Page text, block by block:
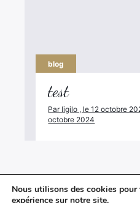
blog
test
Par ligilo , le 12 octobre
octobre 2024
Nous utilisons des cookies
expérience sur notre site.